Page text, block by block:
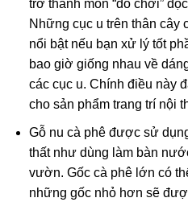
trở thành món “đồ chơi”
Những cục u trên thân cây
nổi bật nếu bạn xử lý tốt
bao giờ giống nhau về
các cục u. Chính điều này
cho sản phẩm trang trí nội
Gỗ nu cà phê được sử
thất như dùng làm bàn
vườn. Gốc cà phê lớn có
những gốc nhỏ hơn sẽ